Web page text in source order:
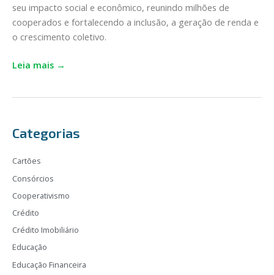
seu impacto social e econômico, reunindo milhões de
cooperados e fortalecendo a inclusão, a geração de renda e
o crescimento coletivo.
Leia mais →
Categorias
Cartões
Consórcios
Cooperativismo
Crédito
Crédito Imobiliário
Educação
Educação Financeira